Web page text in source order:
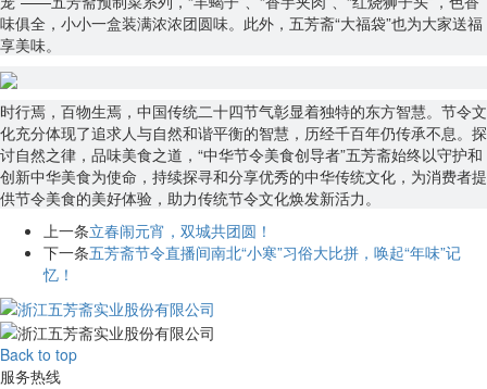
味俱全，小小一盒装满浓浓团圆味。此外，五芳斋“大福袋”也为大家送福
享美味。
时行焉，百物生焉，中国传统二十四节气彰显着独特的东方智慧。节令文
化充分体现了追求人与自然和谐平衡的智慧，历经千百年仍传承不息。探
讨自然之律，品味美食之道，“中华节令美食创导者”五芳斋始终以守护和
创新中华美食为使命，持续探寻和分享优秀的中华传统文化，为消费者提
供节令美食的美好体验，助力传统节令文化焕发新活力。
上一条立春闹元宵，双城共团圆！
下一条五芳斋节令直播间南北“小寒”习俗大比拼，唤起“年味”记
忆！
Back to top
服务热线